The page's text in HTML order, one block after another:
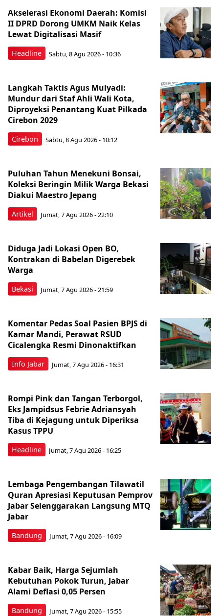
Headline
Akselerasi Ekonomi Daerah: Komisi
II DPRD Dorong UMKM Naik Kelas
Lewat Digitalisasi Masif
Sabtu, 8 Agu 2026 - 10:36
Cirebon
Langkah Taktis Agus Mulyadi:
Mundur dari Staf Ahli Wali Kota,
Diproyeksi Penantang Kuat Pilkada
Cirebon 2029
Sabtu, 8 Agu 2026 - 10:12
Artikel
Puluhan Tahun Menekuni Bonsai,
Koleksi Beringin Milik Warga Bekasi
Diakui Maestro Jepang
Jumat, 7 Agu 2026 - 22:10
Bekasi
Diduga Jadi Lokasi Open BO,
Kontrakan di Babelan Digerebek
Warga
Jumat, 7 Agu 2026 - 21:59
Info Jabar
Komentar Pedas Soal Pasien BPJS di
Kamar Mandi, Perawat RSUD
Cicalengka Resmi Dinonaktifkan
Jumat, 7 Agu 2026 - 16:31
Headline
Rompi Pink dan Tangan Terborgol,
Eks Jampidsus Febrie Adriansyah
Tiba di Kejagung untuk Diperiksa
Kasus TPPU
Jumat, 7 Agu 2026 - 16:25
Bandung
Lembaga Pengembangan Tilawatil
Quran Apresiasi Keputusan Pemprov
Jabar Selenggarakan Langsung MTQ
Jabar
Jumat, 7 Agu 2026 - 16:09
Bandung
Kabar Baik, Harga Sejumlah
Kebutuhan Pokok Turun, Jabar
Alami Deflasi 0,05 Persen
Jumat, 7 Agu 2026 - 15:55